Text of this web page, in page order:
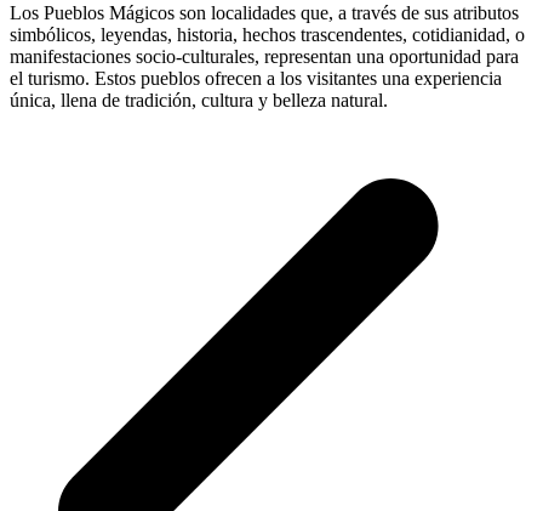
Los Pueblos Mágicos son localidades que, a través de sus atributos
simbólicos, leyendas, historia, hechos trascendentes, cotidianidad, o
manifestaciones socio-culturales, representan una oportunidad para
el turismo. Estos pueblos ofrecen a los visitantes una experiencia
única, llena de tradición, cultura y belleza natural.